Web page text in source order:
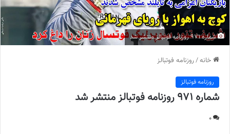
شماره 971 روزنامه فوتبالز منتشر شد
خانه/روزنامه فوتبالز
روزنامه فوتبالز
شماره 971 روزنامه فوتبالز منتشر شد
0